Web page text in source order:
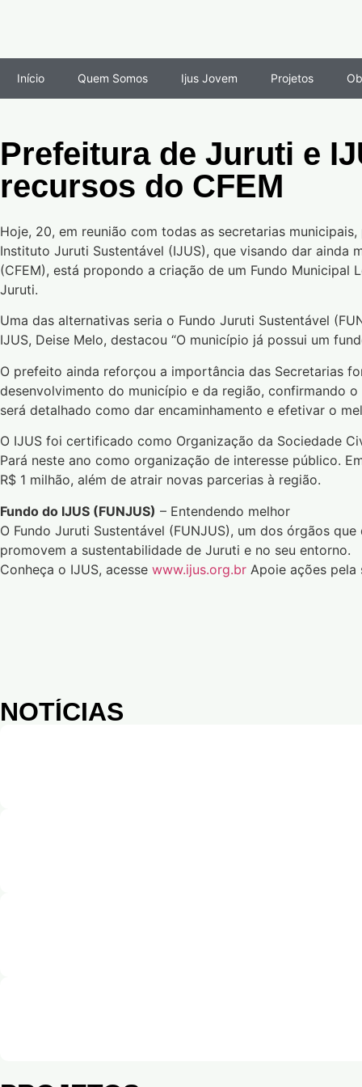
Início Quem Somos Ijus Jovem Projetos
Prefeitura de Juruti e
recursos do CFEM
Hoje, 20, em reunião com todas as secretarias
Instituto Juruti Sustentável (IJUS), que visando dar ainda
(CFEM), está propondo a criação de um Fundo
Juruti.
Uma das alternativas seria o Fundo Juruti Sustentável
IJUS, Deise Melo, destacou “O município já possui um
O prefeito ainda reforçou a importância das Secretarias
desenvolvimento do município e da região, confirmando
será detalhado como dar encaminhamento e efetivar o
O IJUS foi certificado como Organização da Sociedade
Pará neste ano como organização de interesse público.
R$ 1 milhão, além de atrair novas parcerias à região.
Fundo do IJUS (FUNJUS) – Entendendo melhor
O Fundo Juruti Sustentável (FUNJUS), um dos órgãos
promovem a sustentabilidade de Juruti e no seu entorno.
Conheça o IJUS, acesse www.ijus.org.br Apoie ações pela
NOTÍCIAS